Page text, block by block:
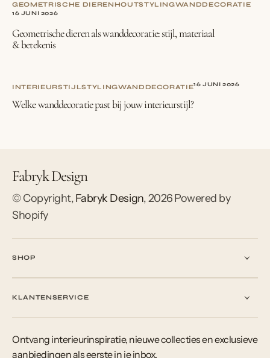
GEOMETRISCHE DIERENHOUTSTYLINGWANDDECORATIE
16 JUNI 2026
Geometrische dieren als wanddecoratie: stijl, materiaal
& betekenis
INTERIEURSTIJLSTYLINGWANDDECORATIE16 JUNI 2026
Welke wanddecoratie past bij jouw interieurstijl?
Fabryk Design
© Copyright,Fabryk Design,2026Powered by
Shopify
SHOP
KLANTENSERVICE
Ontvang interieurinspiratie, nieuwe collecties en exclusieve
aanbiedingen als eerste in je inbox.